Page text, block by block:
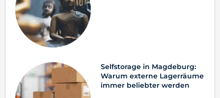
Selfstorage in Magdeburg:
Warum externe Lagerräume
immer beliebter werden